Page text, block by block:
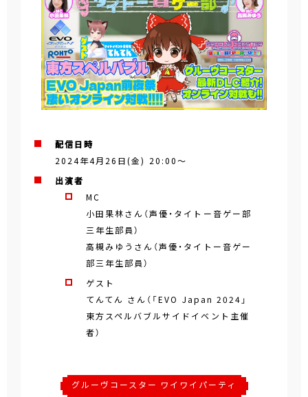
配信日時
2024年4月26日(金) 20:00～
出演者
MC
小田果林さん（声優・タイトー音ゲー部
三年生部員）
高槻みゆうさん（声優・タイトー音ゲー
部三年生部員）
ゲスト
てんてん さん（「EVO Japan 2024」
東方スペルバブルサイドイベント主催
者）
グルーヴコースター ワイワイパーティ